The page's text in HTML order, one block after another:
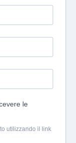
le
utilizzando il link